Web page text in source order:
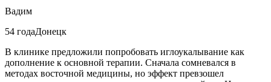
Вадим
54 годаДонецк
В клинике предложили попробовать иглоукалывание как
дополнение к основной терапии. Сначала сомневался в
методах восточной медицины, но эффект превзошел